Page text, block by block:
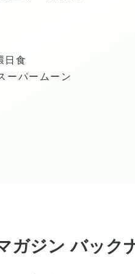
日食
ーパームーン
ガジン バック